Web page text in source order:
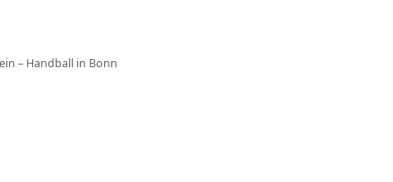
– Handball in Bonn